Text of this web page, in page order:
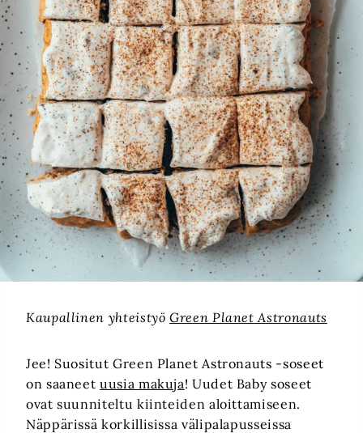
Kaupallinen yhteistyöGreen Planet Astronauts
Jee! Suositut Green Planet Astronauts -soseet
on saaneetuusia makuja! Uudet Baby soseet
ovat suunniteltu kiinteiden aloittamiseen.
Näppärissä korkillisissa välipalapusseissa